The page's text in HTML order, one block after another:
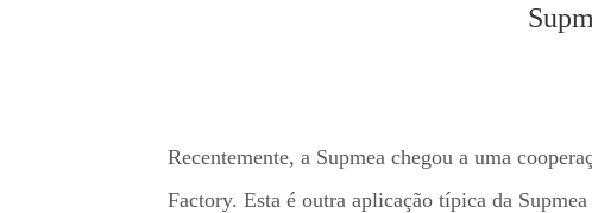
Recentemente, a Supmea chegou a uma
Factory. Esta é outra aplicação típica da